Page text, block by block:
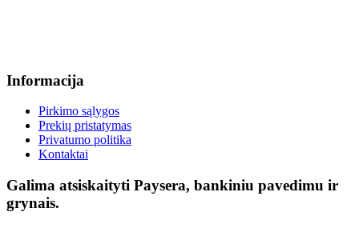
Informacija
Pirkimo sąlygos
Prekių pristatymas
Privatumo politika
Kontaktai
Galima atsiskaityti Paysera, bankiniu pavedimu ir
grynais.